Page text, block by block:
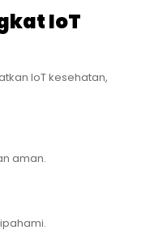
IoT
IoT kesehatan,
aman.